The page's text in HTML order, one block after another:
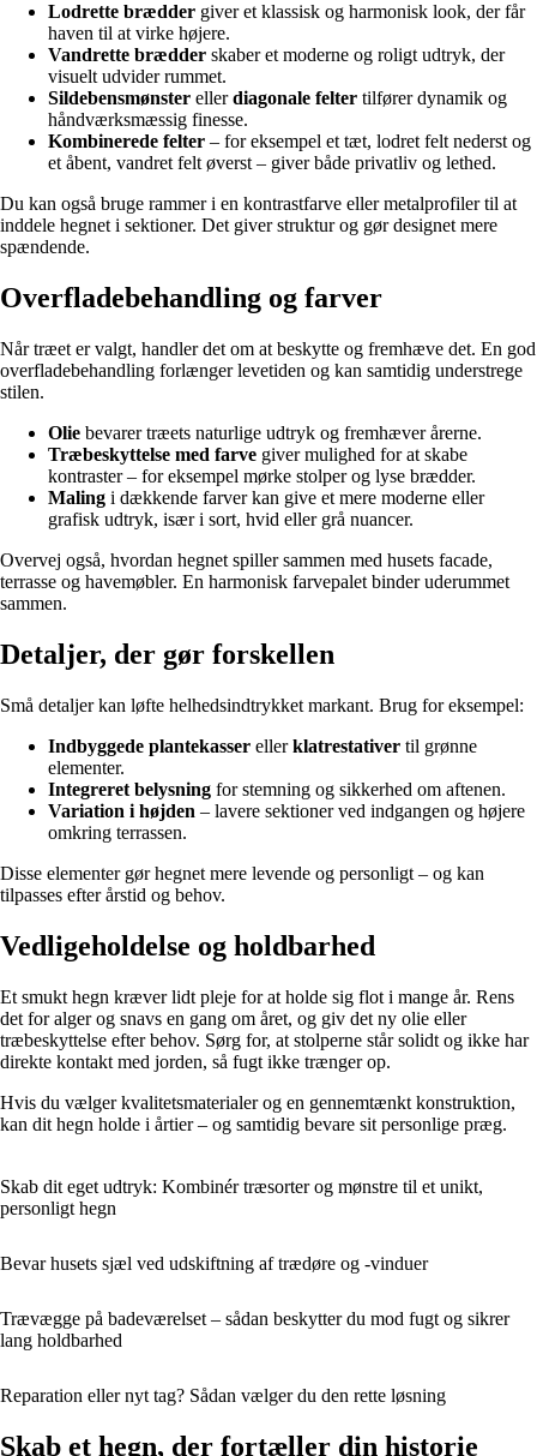
Lodrette brædder giver et klassisk og harmonisk look, der får
haven til at virke højere.
Vandrette brædder skaber et moderne og roligt udtryk, der
visuelt udvider rummet.
Sildebensmønster ellerdiagonale felter tilfører dynamik og
håndværksmæssig finesse.
Kombinerede felter – for eksempel et tæt, lodret felt nederst og
et åbent, vandret felt øverst – giver både privatliv og lethed.
Du kan også bruge rammer i en kontrastfarve eller metalprofiler til at
inddele hegnet i sektioner. Det giver struktur og gør designet mere
spændende.
Overfladebehandling og farver
Når træet er valgt, handler det om at beskytte og fremhæve det. En god
overfladebehandling forlænger levetiden og kan samtidig understrege
stilen.
Olie bevarer træets naturlige udtryk og fremhæver årerne.
Træbeskyttelse med farve giver mulighed for at skabe
kontraster – for eksempel mørke stolper og lyse brædder.
Maling i dækkende farver kan give et mere moderne eller
grafisk udtryk, især i sort, hvid eller grå nuancer.
Overvej også, hvordan hegnet spiller sammen med husets facade,
terrasse og havemøbler. En harmonisk farvepalet binder uderummet
sammen.
Detaljer, der gør forskellen
Små detaljer kan løfte helhedsindtrykket markant. Brug for eksempel:
Indbyggede plantekasser ellerklatrestativer til grønne
elementer.
Integreret belysning for stemning og sikkerhed om aftenen.
Variation i højden – lavere sektioner ved indgangen og højere
omkring terrassen.
Disse elementer gør hegnet mere levende og personligt – og kan
tilpasses efter årstid og behov.
Vedligeholdelse og holdbarhed
Et smukt hegn kræver lidt pleje for at holde sig flot i mange år. Rens
det for alger og snavs en gang om året, og giv det ny olie eller
træbeskyttelse efter behov. Sørg for, at stolperne står solidt og ikke har
direkte kontakt med jorden, så fugt ikke trænger op.
Hvis du vælger kvalitetsmaterialer og en gennemtænkt konstruktion,
kan dit hegn holde i årtier – og samtidig bevare sit personlige præg.
Skab dit eget udtryk: Kombinér træsorter og mønstre til et unikt,
personligt hegn
Bevar husets sjæl ved udskiftning af trædøre og -vinduer
Trævægge på badeværelset – sådan beskytter du mod fugt og sikrer
lang holdbarhed
Reparation eller nyt tag? Sådan vælger du den rette løsning
Skab et hegn, der fortæller din historie